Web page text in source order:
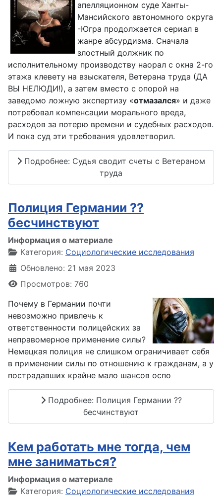
апелляционном суде Ханты-
Мансийского автономного округа
-Югра продолжается сериал в
жанре абсурдизма. Сначала
злостный должник по
исполнительному производству наорал с окна 2-го
этажа клевету на взыскателя, Ветерана труда (ДА
ВЫ НЕЛЮДИ!), а затем вместо с опорой на
заведомо ложную экспертизу «отмазался» и даже
потребовал компенсации морального вреда,
расходов за потерю времени и судебных расходов.
И пока суд эти требования удовлетворил.
Подробнее: Судья сводит счеты с Ветераном
труда
Полиция Германии ??
бесчинствуют
Информация о материале
Категория: Социологические исследования
Обновлено: 21 мая 2023
Просмотров: 760
Почему в Германии почти
невозможно привлечь к
ответственности полицейских за
неправомерное применение силы?
Немецкая полиция не слишком ограничивает себя
в применении силы по отношению к гражданам, а у
пострадавших крайне мало шансов оспо
Подробнее: Полиция Германии ??
бесчинствуют
Кем работать мне тогда, чем
мне заниматься?
Информация о материале
Категория: Социологические исследования